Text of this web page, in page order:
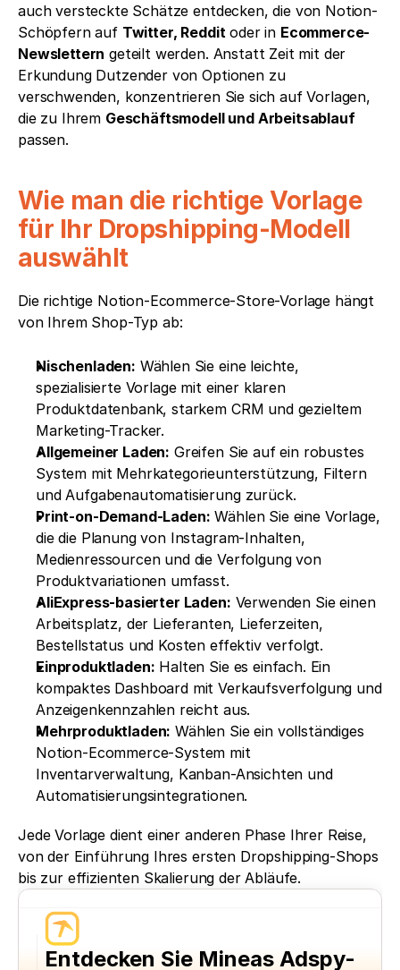
auch versteckte Schätze entdecken, die von Notion-
Schöpfern auf Twitter, Reddit oder in Ecommerce-
Newslettern geteilt werden. Anstatt Zeit mit der
Erkundung Dutzender von Optionen zu
verschwenden, konzentrieren Sie sich auf Vorlagen,
die zu Ihrem Geschäftsmodell und Arbeitsablauf
passen.
Wie man die richtige Vorlage
für Ihr Dropshipping-Modell
auswählt
Die richtige Notion-Ecommerce-Store-Vorlage hängt
von Ihrem Shop-Typ ab:
Nischenladen: Wählen Sie eine leichte,
spezialisierte Vorlage mit einer klaren
Produktdatenbank, starkem CRM und gezieltem
Marketing-Tracker.
Allgemeiner Laden: Greifen Sie auf ein robustes
System mit Mehrkategorieunterstützung, Filtern
und Aufgabenautomatisierung zurück.
Print-on-Demand-Laden: Wählen Sie eine Vorlage,
die die Planung von Instagram-Inhalten,
Medienressourcen und die Verfolgung von
Produktvariationen umfasst.
AliExpress-basierter Laden: Verwenden Sie einen
Arbeitsplatz, der Lieferanten, Lieferzeiten,
Bestellstatus und Kosten effektiv verfolgt.
Einproduktladen: Halten Sie es einfach. Ein
kompaktes Dashboard mit Verkaufsverfolgung und
Anzeigenkennzahlen reicht aus.
Mehrproduktladen: Wählen Sie ein vollständiges
Notion-Ecommerce-System mit
Inventarverwaltung, Kanban-Ansichten und
Automatisierungsintegrationen.
Jede Vorlage dient einer anderen Phase Ihrer Reise,
von der Einführung Ihres ersten Dropshipping-Shops
bis zur effizienten Skalierung der Abläufe.
Entdecken Sie Mineas Adspy-